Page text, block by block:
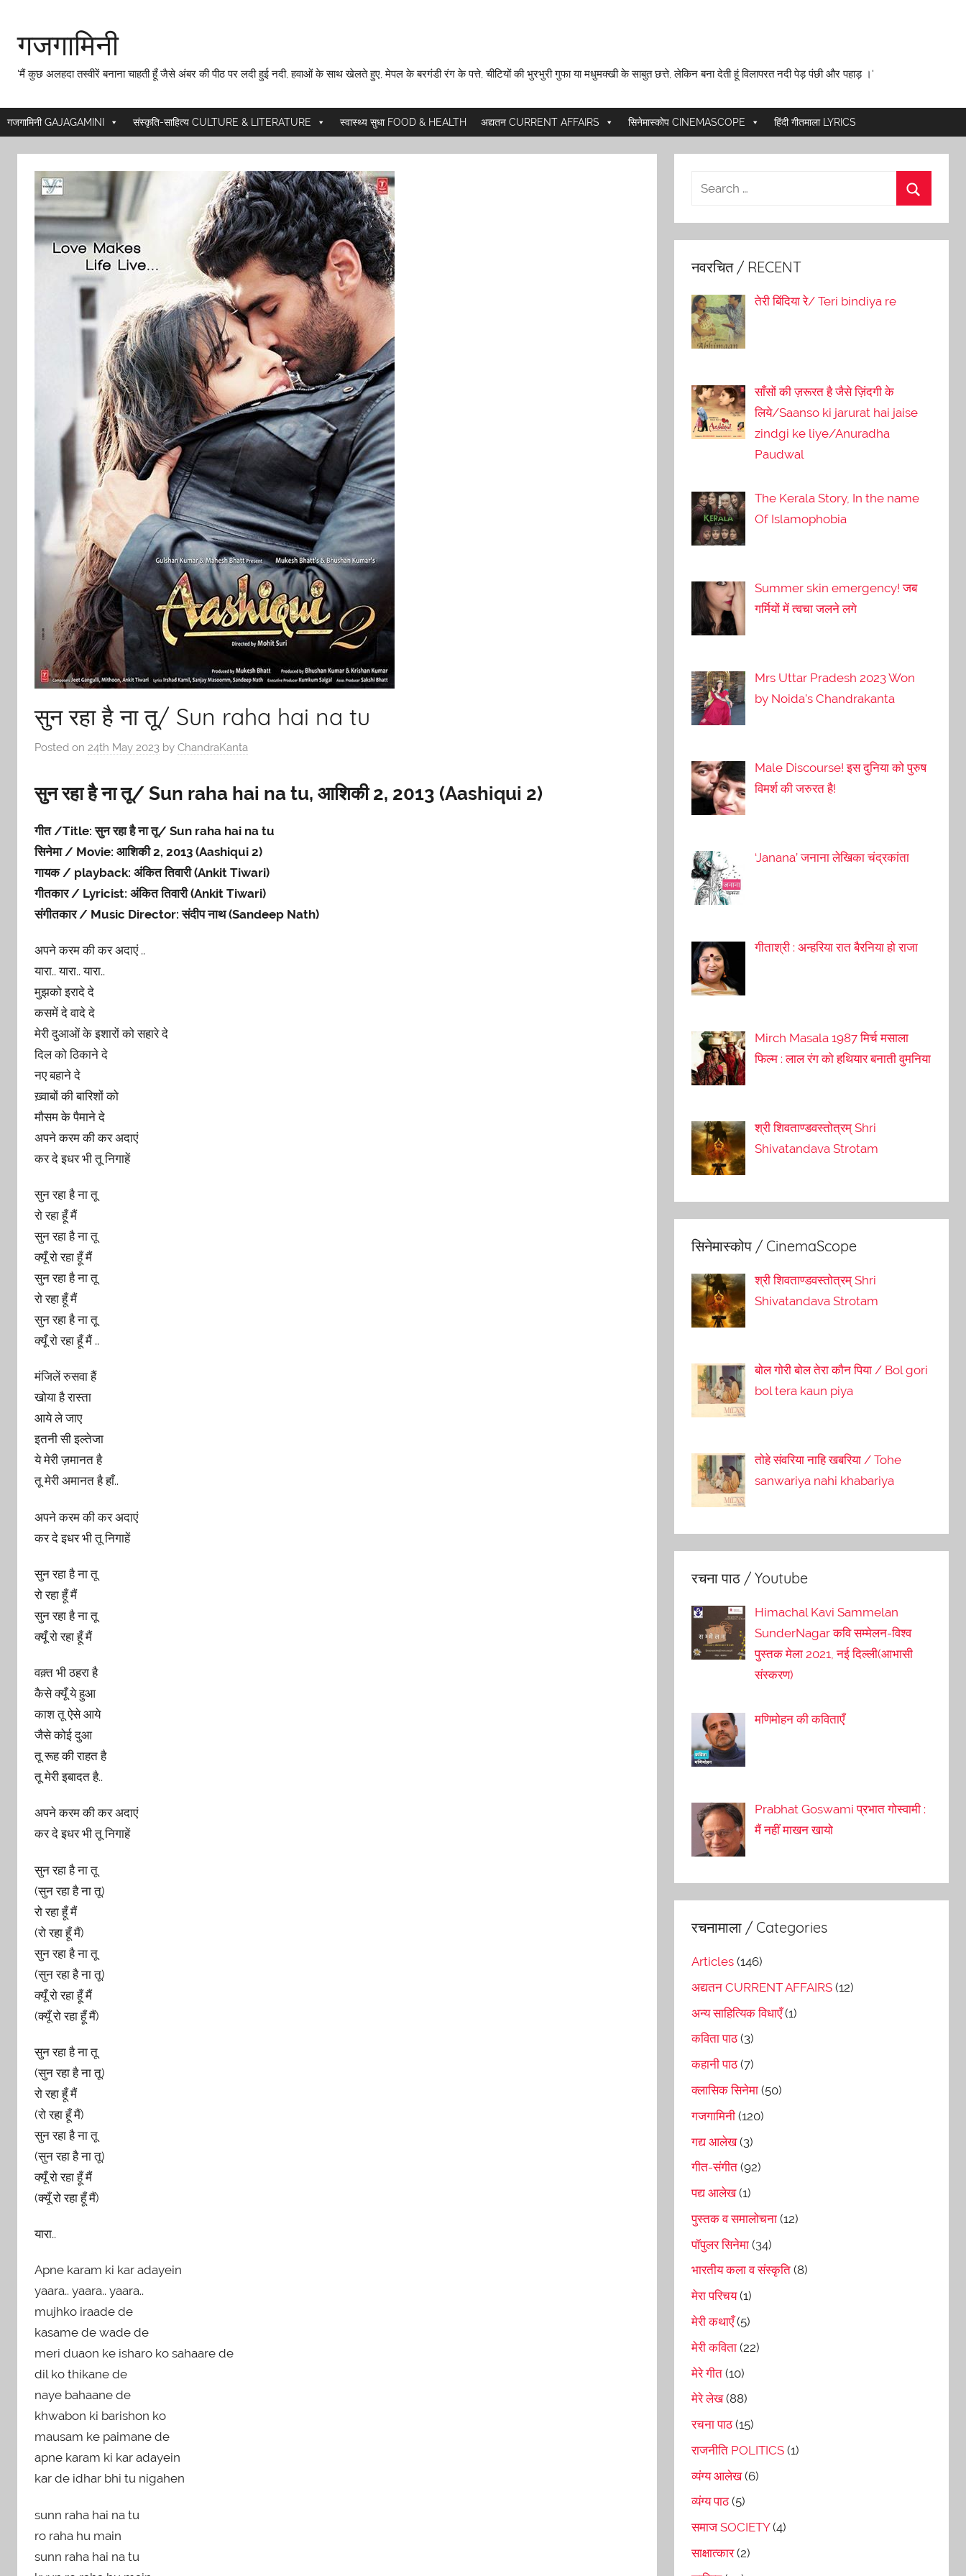
content
गजगामिनी
'मैं कुछ अलहदा तस्वीरें बनाना चाहती हूँ जैसे अंबर की पीठ पर लदी हुई नदी, हवाओं के साथ खेलते हुए, मेपल के बरगंडी रंग के पत्ते, चीटियों की भुरभुरी गुफा या मधुमक्खी के साबुत छत्ते, लेकिन बना देती हूं विलापरत नदी पेड़ पंछी और पहाड़ ।'
गजगामिनी GAJAGAMINI संस्कृति-साहित्य CULTURE & LITERATURE स्वास्थ्य सुधा FOOD & HEALTH अद्यतन CURRENT AFFAIRS सिनेमास्कोप CINEMASCOPE हिंदी गीतमाला LYRICS
सुन रहा है ना तू/ Sun raha hai na tu
Posted on 24th May 2023 by ChandraKanta
सुन रहा है ना तू/ Sun raha hai na tu, आशिकी 2, 2013 (Aashiqui 2)
गीत /Title: सुन रहा है ना तू/ Sun raha hai na tu
सिनेमा / Movie: आशिकी 2, 2013 (Aashiqui 2)
गायक / playback: अंकित तिवारी (Ankit Tiwari)
गीतकार / Lyricist: अंकित तिवारी (Ankit Tiwari)
संगीतकार / Music Director: संदीप नाथ (Sandeep Nath)
अपने करम की कर अदाएं ..
यारा.. यारा.. यारा..
मुझको इरादे दे
कसमें दे वादे दे
मेरी दुआओं के इशारों को सहारे दे
दिल को ठिकाने दे
नए बहाने दे
ख़्वाबों की बारिशों को
मौसम के पैमाने दे
अपने करम की कर अदाएं
कर दे इधर भी तू निगाहें
सुन रहा है ना तू
रो रहा हूँ मैं
सुन रहा है ना तू
क्यूँ रो रहा हूँ मैं
सुन रहा है ना तू
रो रहा हूँ मैं
सुन रहा है ना तू
क्यूँ रो रहा हूँ मैं ..
मंजिलें रुसवा हैं
खोया है रास्ता
आये ले जाए
इतनी सी इल्तेजा
ये मेरी ज़मानत है
तू मेरी अमानत है हाँ..
अपने करम की कर अदाएं
कर दे इधर भी तू निगाहें
सुन रहा है ना तू
रो रहा हूँ मैं
सुन रहा है ना तू
क्यूँ रो रहा हूँ मैं
वक़्त भी ठहरा है
कैसे क्यूँ ये हुआ
काश तू ऐसे आये
जैसे कोई दुआ
तू रूह की राहत है
तू मेरी इबादत है..
अपने करम की कर अदाएं
कर दे इधर भी तू निगाहें
सुन रहा है ना तू
(सुन रहा है ना तू)
रो रहा हूँ मैं
(रो रहा हूँ मैं)
सुन रहा है ना तू
(सुन रहा है ना तू)
क्यूँ रो रहा हूँ मैं
(क्यूँ रो रहा हूँ मैं)
सुन रहा है ना तू
(सुन रहा है ना तू)
रो रहा हूँ मैं
(रो रहा हूँ मैं)
सुन रहा है ना तू
(सुन रहा है ना तू)
क्यूँ रो रहा हूँ मैं
(क्यूँ रो रहा हूँ मैं)
यारा..
Apne karam ki kar adayein
yaara.. yaara.. yaara..
mujhko iraade de
kasame de wade de
meri duaon ke isharo ko sahaare de
dil ko thikane de
naye bahaane de
khwabon ki barishon ko
mausam ke paimane de
apne karam ki kar adayein
kar de idhar bhi tu nigahen
sunn raha hai na tu
ro raha hu main
sunn raha hai na tu
नवरचित / RECENT
तेरी बिंदिया रे/ Teri bindiya re
साँसों की ज़रूरत है जैसे ज़िंदगी के
लिये/Saanso ki jarurat hai jaise
zindgi ke liye/Anuradha
Paudwal
The Kerala Story, In the name
Of Islamophobia
Summer skin emergency! जब
गर्मियों में त्वचा जलने लगे
Mrs Uttar Pradesh 2023 Won
by Noida’s Chandrakanta
Male Discourse! इस दुनिया को पुरुष
विमर्श की जरुरत है!
‘Janana’ जनाना लेखिका चंद्रकांता
गीताश्री : अन्हरिया रात बैरनिया हो राजा
Mirch Masala 1987 मिर्च मसाला
फिल्म : लाल रंग को हथियार बनाती वुमनिया
श्री शिवताण्डवस्तोत्रम् Shri
Shivatandava Strotam
सिनेमास्कोप / CinemaScope
श्री शिवताण्डवस्तोत्रम् Shri
Shivatandava Strotam
बोल गोरी बोल तेरा कौन पिया / Bol gori
bol tera kaun piya
तोहे संवरिया नाहि खबरिया / Tohe
sanwariya nahi khabariya
रचना पाठ / Youtube
Himachal Kavi Sammelan
SunderNagar कवि सम्मेलन-विश्व
पुस्तक मेला 2021, नई दिल्ली(आभासी
संस्करण)
मणिमोहन की कविताएँ
Prabhat Goswami प्रभात गोस्वामी :
मैं नहीं माखन खायो
रचनामाला / Categories
Articles (146)
अद्यतन CURRENT AFFAIRS (12)
अन्य साहित्यिक विधाएँ(1)
कविता पाठ(3)
कहानी पाठ(7)
क्लासिक सिनेमा (50)
गजगामिनी (120)
गद्य आलेख(3)
गीत-संगीत (92)
पद्य आलेख(1)
पुस्तक व समालोचना (12)
पॉपुलर सिनेमा (34)
भारतीय कला व संस्कृति (8)
मेरा परिचय(1)
मेरी कथाएँ(5)
मेरी कविता (22)
मेरे गीत (10)
मेरे लेख(88)
रचना पाठ(15)
राजनीति POLITICS (1)
व्यंग्य आलेख(6)
व्यंग्य पाठ(5)
समाज SOCIETY(4)
साक्षात्कार(2)